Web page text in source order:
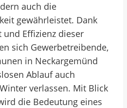
auch die
gewährleistet. Dank
und Effizienz dieser
sich Gewerbetreibende,
in Neckargemünd
Ablauf auch
verlassen. Mit Blick
die Bedeutung eines